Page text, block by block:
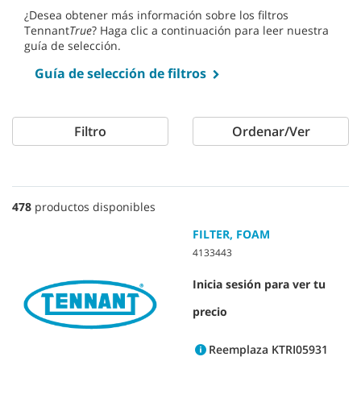
¿Desea obtener más información sobre los filtros
TennantTrue? Haga clic a continuación para leer nuestra
guía de selección.
Guía de selección de filtros
Filtro Ordenar/Ver
478 productos disponibles
FILTER, FOAM
4133443
Inicia sesión para ver tu
precio
Reemplaza KTRI05931